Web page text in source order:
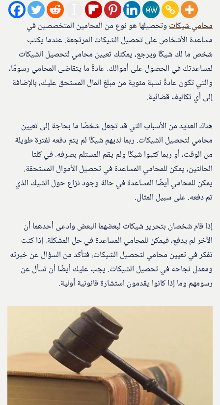
محامي شيكاتوتحصيلها هو نوع من المحامين المتخصصين في
مساعدة الأشخاص على تحصيل الشيكات المرتجعة. عندما يكتب
شخص ما لك شيكًا ويرجع، يمكنك تعيين محامي لتحصيل الشيكات
لمساعدتك في الحصول على أموالك. عادةً ما يتقاضى المحامي رسومًا،
والتي تكون عادةً نسبة مئوية من مبلغ المال المستحق عليك، بالإضافة
إلى أي تكاليف قضائية.
هناك العديد من الأسباب التي قد تجعل شخصًا ما بحاجة إلى تعيين
محامي لتحصيل الشيكات. ربما لديهم شيكًا لم يتم دفعه لفترة طويلة
من الوقت، أو ربما كتبوا شيكًا ولم يقم المستلم بصرفه. في كلتا
الحالتين، يمكن للمحامي المساعدة في تحصيل الأموال المستحقة.
يمكن للمحامي أيضًا المساعدة في حالة وجود نزاع حول الشيك الذي
تم دفعه. على سبيل المثال.
إذا قام شخصان بتحرير شيكات لبعضهما البعض وادعى أحدهما أن
الآخر لم يدفع، فيمكن للمحامي المساعدة في حل المشكلة. إذا كنت
تفكر في تعيين محامي لتحصيل الشيكات، فتأكد من السؤال عن خبرته
ومعدل نجاحه في تحصيل الشيكات. يجب عليك أيضًا أن تسأل عن
رسومهم وما إذا كانوا يقدمون استشارة قانونية أولية.